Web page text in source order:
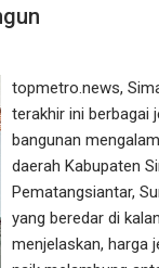
topmetro.news,
terakhir ini berbagai
bangunan
daerah Kabupaten
Pematangsiantar,
yang beredar di
menjelaskan, harga